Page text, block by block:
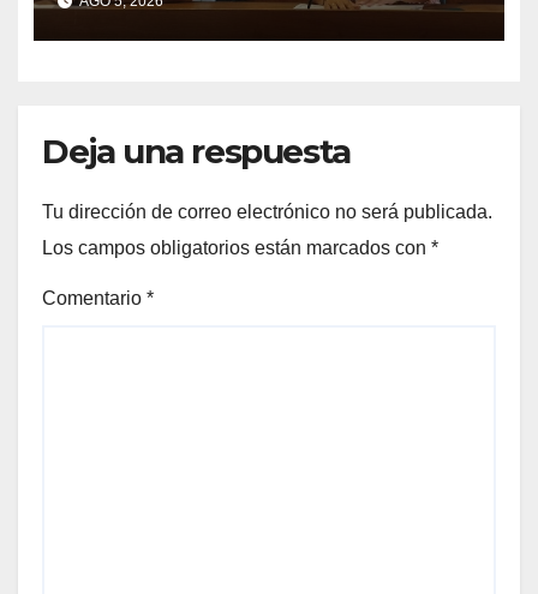
Deja una respuesta
Tu dirección de correo electrónico no será publicada.
Los campos obligatorios están marcados con *
Comentario *